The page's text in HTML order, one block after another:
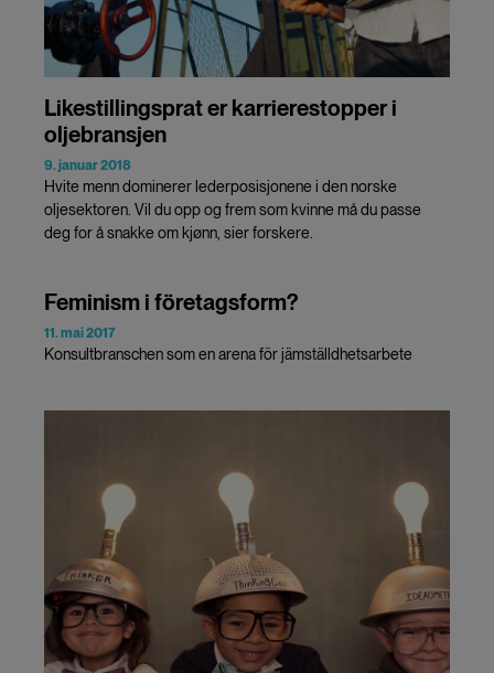
Likestillingsprat er karrierestopper i
oljebransjen
9. januar 2018
Hvite menn dominerer lederposisjonene i den norske
oljesektoren. Vil du opp og frem som kvinne må du passe
deg for å snakke om kjønn, sier forskere.
Feminism i företagsform?
11. mai 2017
Konsultbranschen som en arena för jämställdhetsarbete